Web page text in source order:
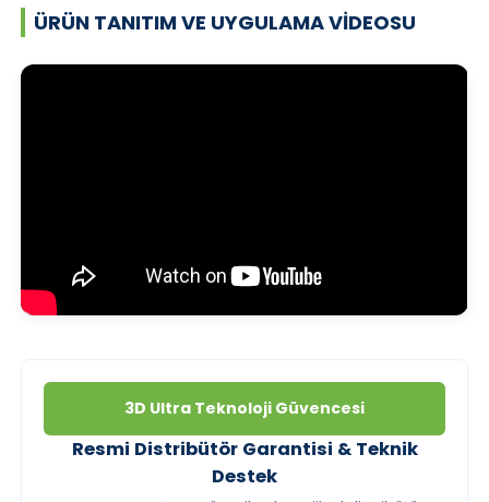
ÜRÜN TANITIM VE UYGULAMA VIDEOSU
3D Ultra Teknoloji Güvencesi
Resmi Distribütör Garantisi & Teknik
Destek